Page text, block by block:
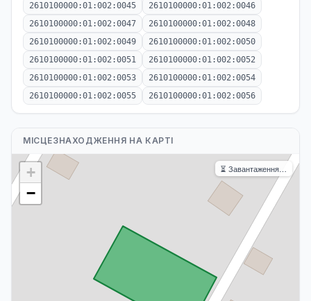
2610100000:01:002:0045
2610100000:01:002:0046
2610100000:01:002:0047
2610100000:01:002:0048
2610100000:01:002:0049
2610100000:01:002:0050
2610100000:01:002:0051
2610100000:01:002:0052
2610100000:01:002:0053
2610100000:01:002:0054
2610100000:01:002:0055
2610100000:01:002:0056
МІСЦЕЗНАХОДЖЕННЯ НА КАРТІ
+
−
⏳ Завантаження…